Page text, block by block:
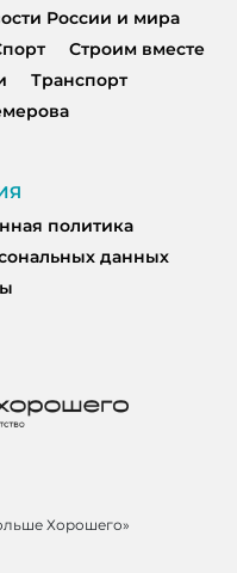
России и мира
Строим вместе
Транспорт
политика
данных
Хорошего»